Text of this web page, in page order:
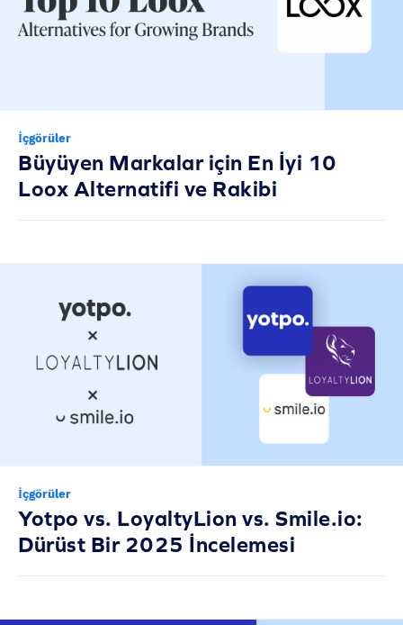
İçgörüler
Büyüyen Markalar için En İyi 10
Loox Alternatifi ve Rakibi
İçgörüler
Yotpo vs. LoyaltyLion vs. Smile.io:
Dürüst Bir 2025 İncelemesi